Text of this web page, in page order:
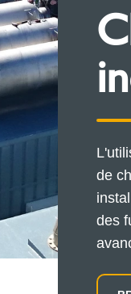
de
des